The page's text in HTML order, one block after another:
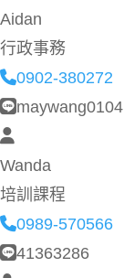
Aidan
行政事務
0902-380272
maywang0104
Wanda
培訓課程
0989-570566
41363286